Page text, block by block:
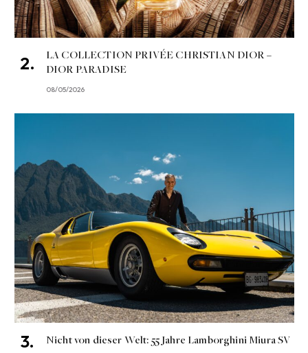
LA COLLECTION PRIVÉE CHRISTIAN DIOR –
DIOR PARADISE
08/05/2026
Nicht von dieser Welt: 55 Jahre Lamborghini Miura SV